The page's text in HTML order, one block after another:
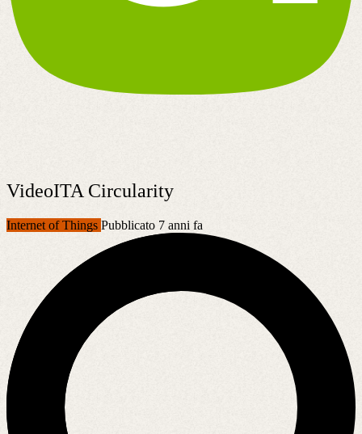
VideoITA Circularity
Internet of Things Pubblicato 7 anni fa